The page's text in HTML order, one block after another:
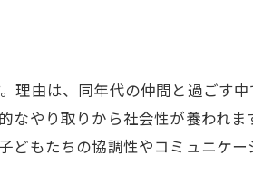
方針を比較する際のポイント
会で確認すべきチェック項目
やスタッフとの信頼関係づくり
由は、同年代の仲間と過ごす
やり取りから社会性が養われ
もたちの協調性やコミュニケー